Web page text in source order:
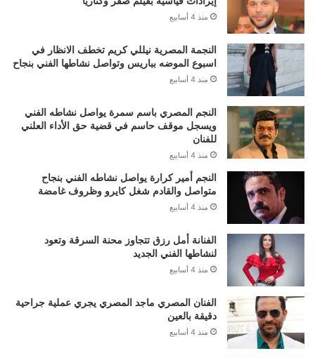
منذ 4 أسابيع
النجمة المصرية نيللي كريم تخطف الانظار في
اسبوع الموضه بباريس وتواصل نشاطها الفني بنجاح
منذ 4 أسابيع
النجم المصري باسم سمرة يواصل نشاطه الفني
ويسجل موقف حاسم في قضية حق الأداء العلني
للفنان
منذ 4 أسابيع
النجم أمير كرارة يواصل نشاطه الفني بنجاح
متواصل والقادم شغل كايرو وظروف غامضة
منذ 4 أسابيع
الفنانة أمل رزق تتجاوز محنة السرقة وتعود
لنشاطها الفني الجديد
منذ 4 أسابيع
الفنان المصري ماجد المصري يجري عملية جراحية
دقيقة بالعين
منذ 4 أسابيع